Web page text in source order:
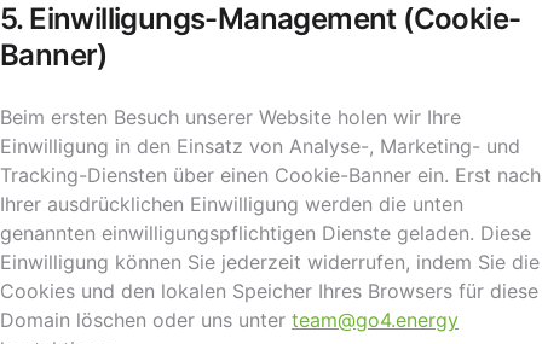
5. Einwilligungs-Management (Cookie-
Banner)
Beim ersten Besuch unserer Website holen wir Ihre
Einwilligung in den Einsatz von Analyse-, Marketing- und
Tracking-Diensten über einen Cookie-Banner ein. Erst nach
Ihrer ausdrücklichen Einwilligung werden die unten
genannten einwilligungspflichtigen Dienste geladen. Diese
Einwilligung können Sie jederzeit widerrufen, indem Sie die
Cookies und den lokalen Speicher Ihres Browsers für diese
Domain löschen oder uns unter team@go4.energy